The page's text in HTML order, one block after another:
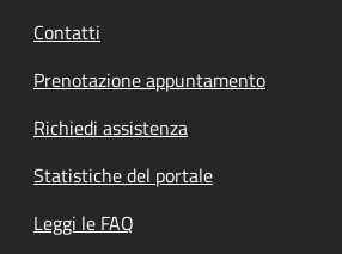
Contatti
Prenotazione appuntamento
Richiedi assistenza
Statistiche del portale
Leggi le FAQ